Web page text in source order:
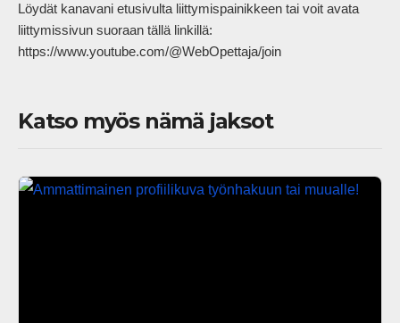
Löydät kanavani etusivulta liittymispainikkeen tai voit avata
liittymissivun suoraan tällä linkillä:
https://www.youtube.com/@WebOpettaja/join
Katso myös nämä jaksot